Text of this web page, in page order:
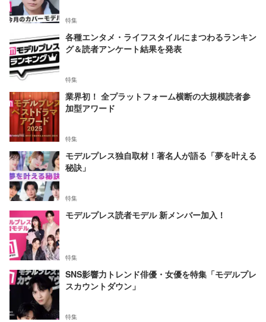
特集
各種エンタメ・ライフスタイルにまつわるランキン
グ＆読者アンケート結果を発表
特集
業界初！ 全プラットフォーム横断の大規模読者参
加型アワード
特集
モデルプレス独自取材！著名人が語る「夢を叶える
秘訣」
特集
モデルプレス読者モデル 新メンバー加入！
特集
SNS影響力トレンド俳優・女優を特集「モデルプレ
スカウントダウン」
特集